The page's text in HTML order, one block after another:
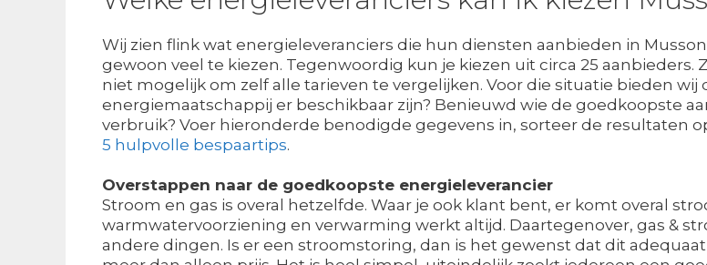
Wij zien flink wat energieleveranciers die hun diensten aanbieden in
gewoon veel te kiezen. Tegenwoordig kun je kiezen uit circa 25 aanbieders.
niet mogelijk om zelf alle tarieven te vergelijken. Voor die situatie bieden
energiemaatschappij er beschikbaar zijn? Benieuwd wie de goedkoopste
verbruik? Voer hieronderde benodigde gegevens in, sorteer de resultaten
5 hulpvolle bespaartips.
Overstappen naar de goedkoopste energieleverancier
Stroom en gas is overal hetzelfde. Waar je ook klant bent, er komt overal
warmwatervoorziening en verwarming werkt altijd. Daartegenover, gas &
andere dingen. Is er een stroomstoring, dan is het gewenst dat dit